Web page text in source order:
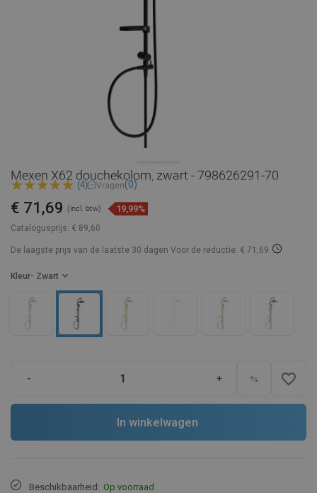
Mexen X62 douchekolom, zwart - 798626291-70
(4) Vragen(0)
Catalogusprijs: € 89,60
€ 71,69 (incl. btw) 19,99%
De laagste prijs van de laatste 30 dagen Voor de reductie: € 71,69
Kleur - Zwart
- + favorite_border
In winkelwagen
Beschikbaarheid: Op voorraad